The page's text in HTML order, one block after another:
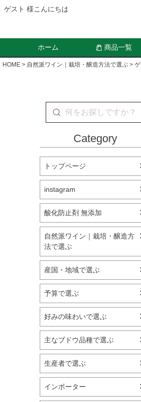
ゲスト 様こんにちは
ホーム 商品一覧
HOME 自然派ワイン｜栽培・醸造方法で選ぶ
Category
トップページ
instagram
酸化防止剤 無添加
自然派ワイン｜栽培・醸造方
法で選ぶ
産国・地域で選ぶ
予算で選ぶ
好みの味わいで選ぶ
主なブドウ品種で選ぶ
生産者で選ぶ
インポーター